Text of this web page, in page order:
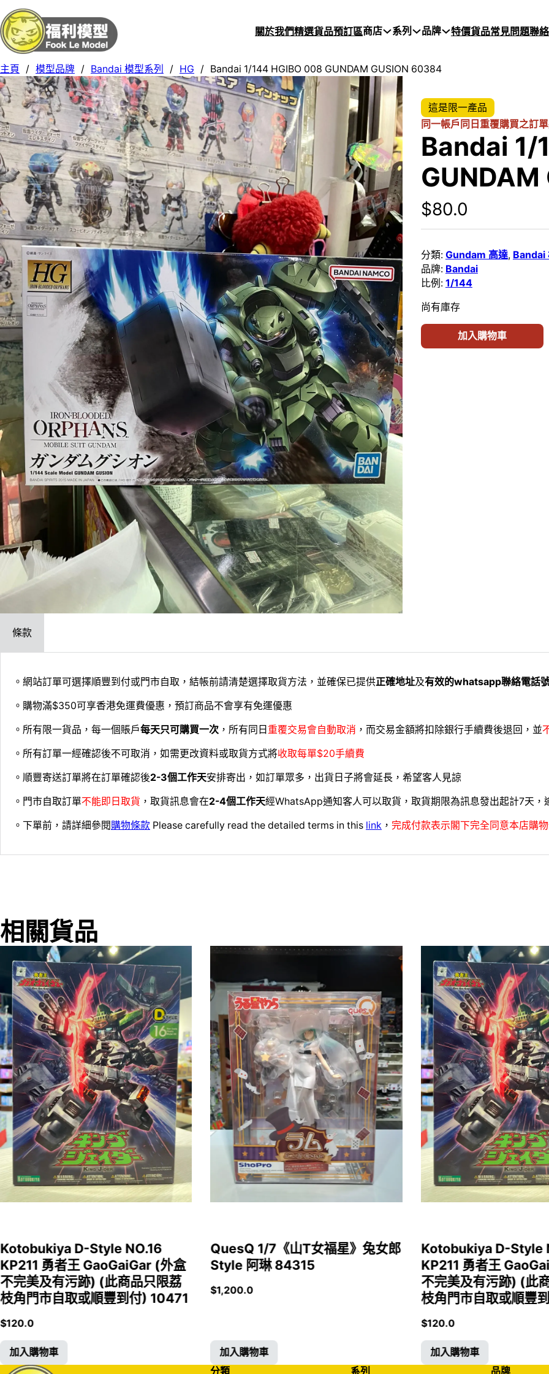
關於我們精選貨品預訂區商店 系列 品牌 特價貨品常見問題聯
主頁 / 模型品牌 / Bandai 模型系列 / HG / Bandai 1/144 HGIBO 008 GUNDAM GUSION 60384
這是限一產品
同一帳戶同日重覆購買之訂
Bandai 1/
$80.0
分類: Gundam 高達, Bandai
品牌: Bandai
比例: 1/144
尚有庫存
加入購物車
條款
。網站訂單可選擇順豐到付或門市自取，結帳前請清楚選擇取貨方法，並確保已提供正確地址及有效的whatsapp聯絡電話
。購物滿$350可享香港免運費優惠，預訂商品不會享有免運優惠
。所有限一貨品，每一個賬戶每天只可購買一次 ，所有同日 重覆交易會自動取消 ，而交易金額將扣除銀行手續費後退回，並
。所有訂單一經確認後不可取消，如需更改資料或取貨方式將收取每單$20手續費
。順豐寄送訂單將在訂單確認後2-3個工作天安排寄出，如訂單眾多，出貨日子將會延長，希望客人見諒
。門市自取訂單不能即日取貨 ，取貨訊息會在2-4個工作天經WhatsApp通知客人可以取貨，取貨期限為訊息發出起計7天，
。下單前，請詳細參閱購物條款 Please carefully read the detailed terms in this link ， 完成付款表示閣下完全同意本店購
相關貨品
Kotobukiya D-Style NO.16
KP211 勇者王 GaoGaiGar (外盒
不完美及有污跡) (此商品只限荔
枝角門市自取或順豐到付) 10471
$120.0
加入購物車
QuesQ 1/7《山T女福星》兔女郎
Style 阿琳 84315
$1,200.0
加入購物車
Kotobukiya D-Style
KP211 勇者王
不完美及有污跡) (此
枝角門市自取或順豐
$120.0
加入購物車
分類
系列 品牌